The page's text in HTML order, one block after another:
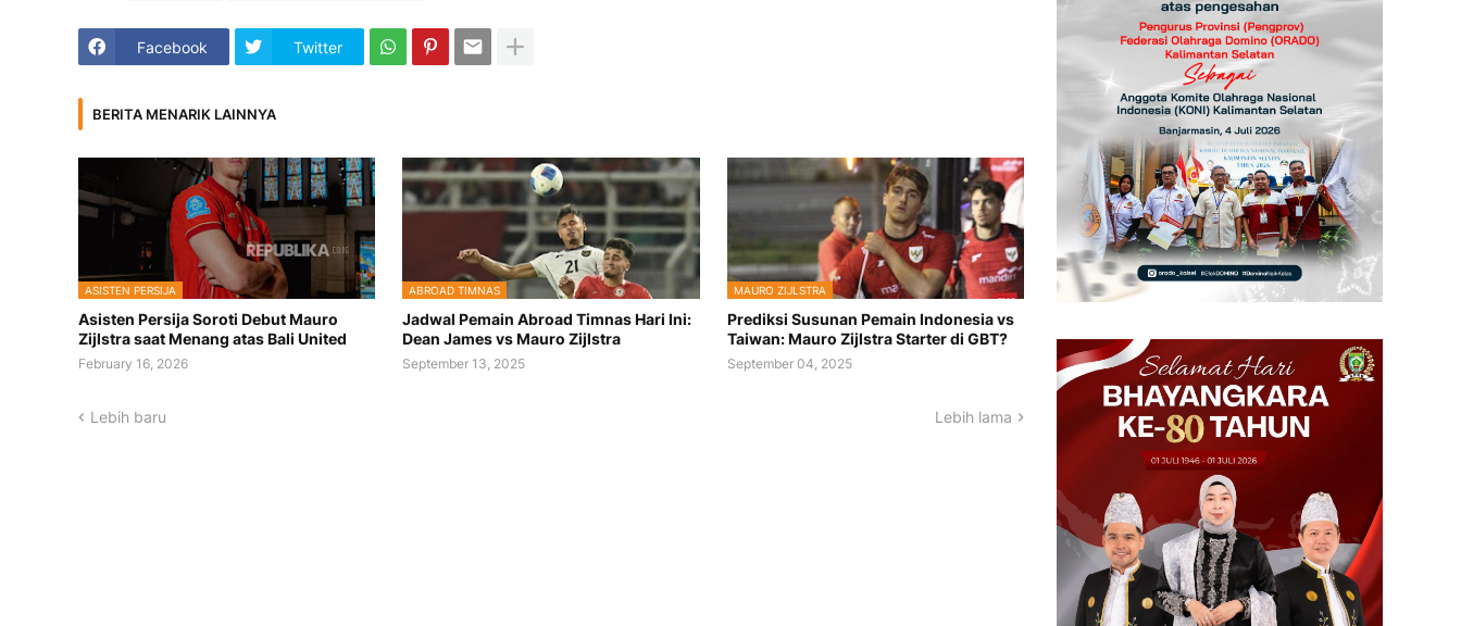
Facebook Twitter
BERITA MENARIK LAINNYA
ASISTEN PERSIJA
Asisten Persija Soroti Debut Mauro
Zijlstra saat Menang atas Bali United
February 16, 2026
ABROAD TIMNAS
Jadwal Pemain Abroad Timnas Hari Ini:
Dean James vs Mauro Zijlstra
September 13, 2025
MAURO ZIJLSTRA
Prediksi Susunan Pemain Indonesia vs
Taiwan: Mauro Zijlstra Starter di GBT?
September 04, 2025
Lebih baru Lebih lama